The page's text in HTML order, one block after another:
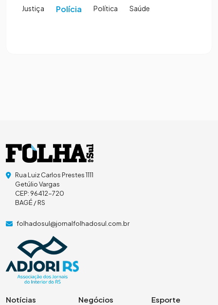
Justiça Polícia Política Saúde
Rua Luiz Carlos Prestes 1111
Getúlio Vargas
CEP: 96412-720
BAGÉ / RS
folhadosul@jornalfolhadosul.com.br
Notícias Negócios Esporte